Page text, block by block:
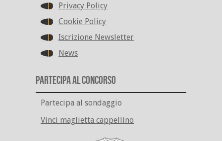
Privacy Policy
Cookie Policy
Iscrizione Newsletter
News
Partecipa al Concorso
Partecipa al sondaggio
Vinci maglietta cappellino